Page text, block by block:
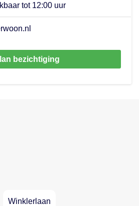
tot 12:00 uur
bezichtiging
Winklerlaan